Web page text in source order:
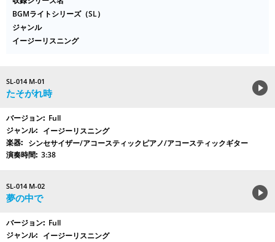
BGMライトシリーズ（SL）
ジャンル
イージーリスニング
SL-014 M-01
たそがれ時
Full
イージーリスニング
シンセサイザー/アコースティックピアノ/アコースティックギター
3:38
SL-014 M-02
夢の中で
Full
イージーリスニング